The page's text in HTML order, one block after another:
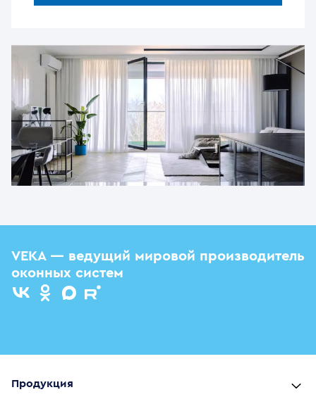
VEKA — ведущий мировой производитель
оконных систем
Продукция